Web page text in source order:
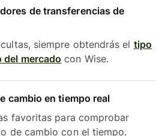
de transferencias de
siempre obtendrás el tipo
del mercado con Wise.
cambio en tiempo real
favoritas para comprobar
de cambio con el tiempo.